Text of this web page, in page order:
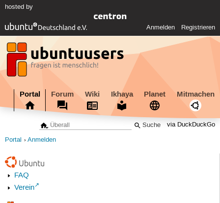
hosted by
Anmelden Registrieren
Portal Forum Wiki Ikhaya Planet Mitmachen
via DuckDuckGo
Portal Anmelden
Ubuntu
FAQ
Verein